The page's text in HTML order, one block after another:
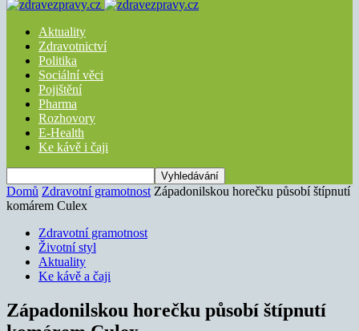
Aktuality
Zdravotnictví
Politika
Sociální věci
Pojištění
Pharma
Rozhovory
E-Health
Ke kávě i čaji
Domů Zdravotní gramotnost Západonilskou horečku působí štípnutí
komárem Culex
Zdravotní gramotnost
Životní styl
Aktuality
Ke kávě a čaji
Západonilskou horečku působí štípnutí